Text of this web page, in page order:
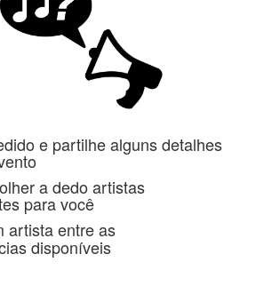
e partilhe alguns detalhes
a dedo artistas
para você
artista entre as
disponíveis